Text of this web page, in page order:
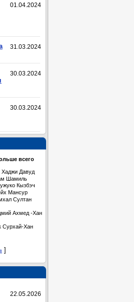
01.04.2024
31.03.2024
30.03.2024
30.03.2024
всего
Хаджи Давуд
Шамиль
Кызбэч
Мансур
Султан
Ахмед -Хан
Сурхай-Хан
]
22.05.2026